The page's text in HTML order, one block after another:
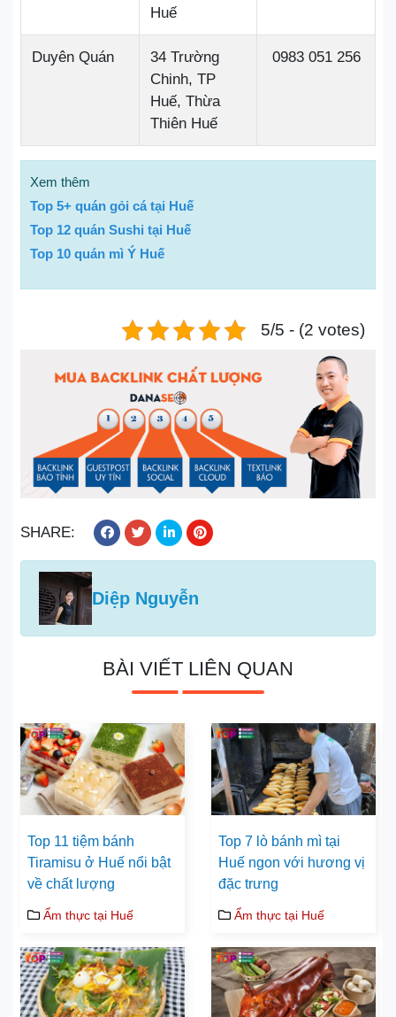
Huế
Duyên Quán
34 Trường
Chinh, TP
Huế, Thừa
Thiên Huế
0983 051 256
Xem thêm
Top 5+ quán gỏi cá tại Huế
Top 12 quán Sushi tại Huế
Top 10 quán mì Ý Huế
5/5 - (2 votes)
SHARE:
Diệp Nguyễn
BÀI VIẾT LIÊN QUAN
Top 11 tiệm bánh
Tiramisu ở Huế nổi bật
về chất lượng
Ẩm thực tại Huế
Top 7 lò bánh mì tại
Huế ngon với hương vị
đặc trưng
Ẩm thực tại Huế